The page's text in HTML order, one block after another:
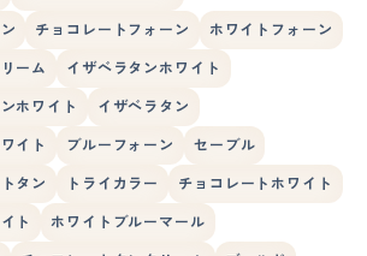
チョコレートフォーン ホワイトフォーン
ーム イザベラタンホワイト
ホワイト イザベラタン
イト ブルーフォーン セーブル
タン トライカラー チョコレートホワイト
ト ホワイトブルーマール